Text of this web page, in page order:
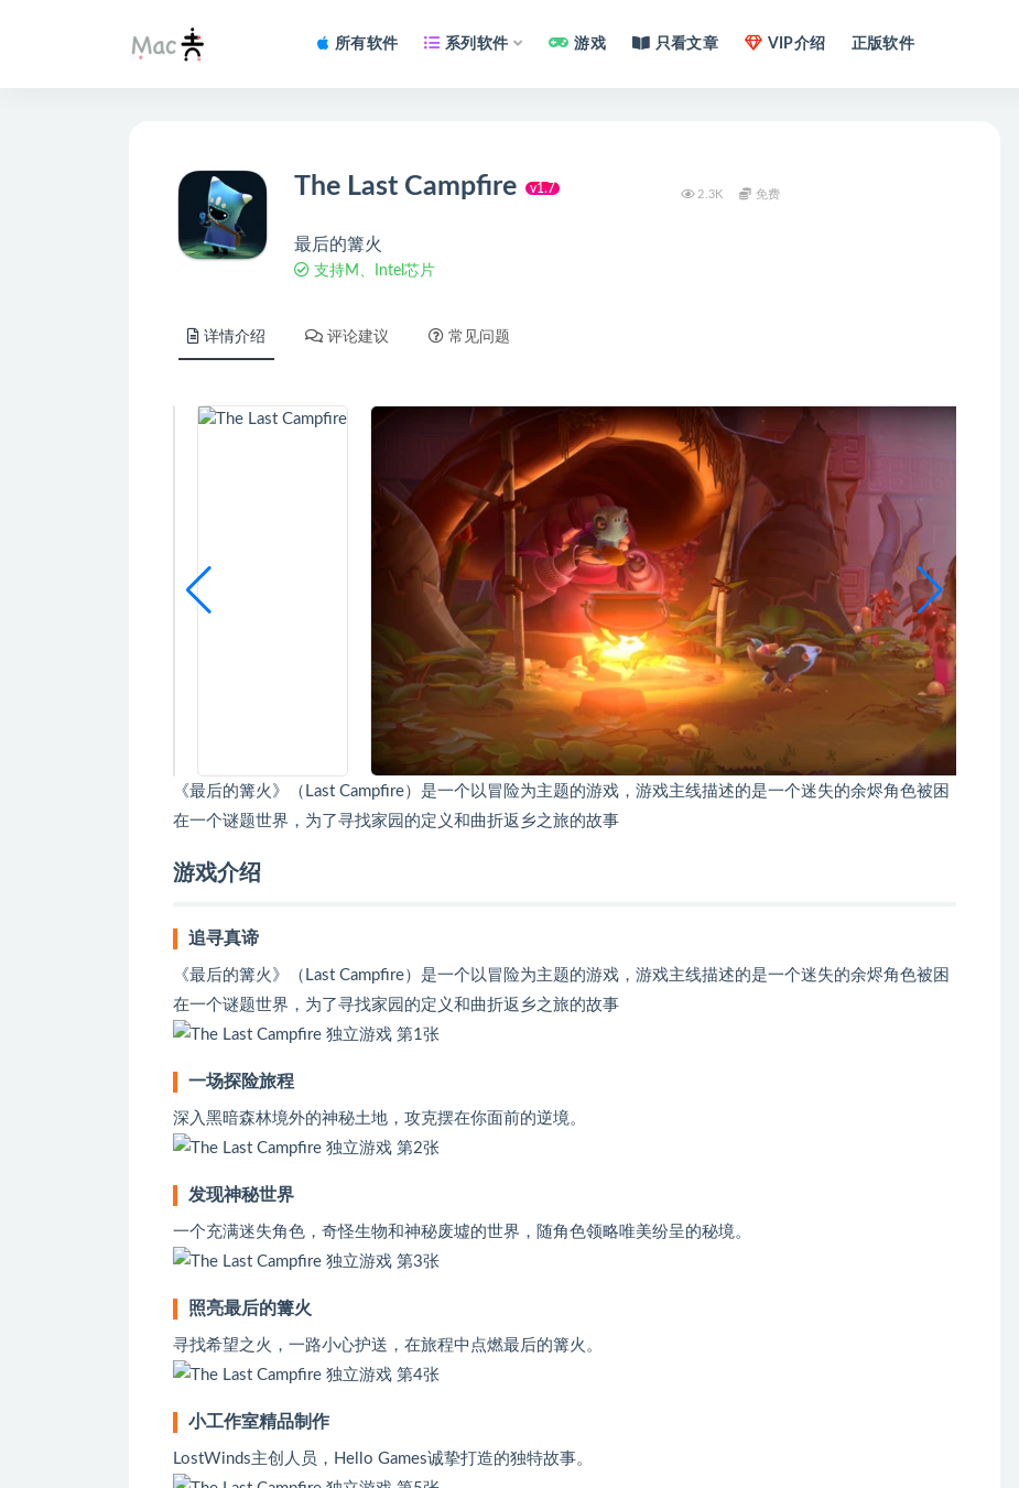
所有软件 系列软件 游戏 只看文章 VIP介绍 正版软件
The Last Campfire v1.7
最后的篝火
支持M、Intel芯片
2.3K 免费
详情介绍 评论建议 常见问题
《最后的篝火》（Last Campfire）是一个以冒险为主题的游戏，游戏主线描述的是一个迷失的余烬角色被困
在一个谜题世界，为了寻找家园的定义和曲折返乡之旅的故事
游戏介绍
追寻真谛
《最后的篝火》（Last Campfire）是一个以冒险为主题的游戏，游戏主线描述的是一个迷失的余烬角色被困
在一个谜题世界，为了寻找家园的定义和曲折返乡之旅的故事
一场探险旅程
深入黑暗森林境外的神秘土地，攻克摆在你面前的逆境。
发现神秘世界
一个充满迷失角色，奇怪生物和神秘废墟的世界，随角色领略唯美纷呈的秘境。
照亮最后的篝火
寻找希望之火，一路小心护送，在旅程中点燃最后的篝火。
小工作室精品制作
LostWinds主创人员，Hello Games诚挚打造的独特故事。